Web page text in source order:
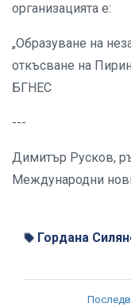
организацията е:
„Образуване на
откъсване на
БГНЕС
---
Димитър Русков,
Международни
Гордана